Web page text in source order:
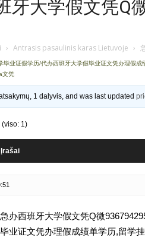
牙大学假文凭Q
› Antrasis pasaulinis karas Lietuvoje ›
毕业证假学历/代办西班牙大学假毕业证文凭办理假成
文凭
1 dalyvis, and was last updated
(viso: 1)
Įrašai
急办西班牙大学假文凭Q微
毕业证文凭办理假成绩单学历,留学